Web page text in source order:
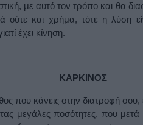
με αυτό τον τρόπο και θα
ούτε και χρήμα, τότε η λύση
έχει κίνηση.
ΚΑΡΚΙΝΟΣ
που κάνεις στην διατροφή σου,
μεγάλες ποσότητες, που μετά